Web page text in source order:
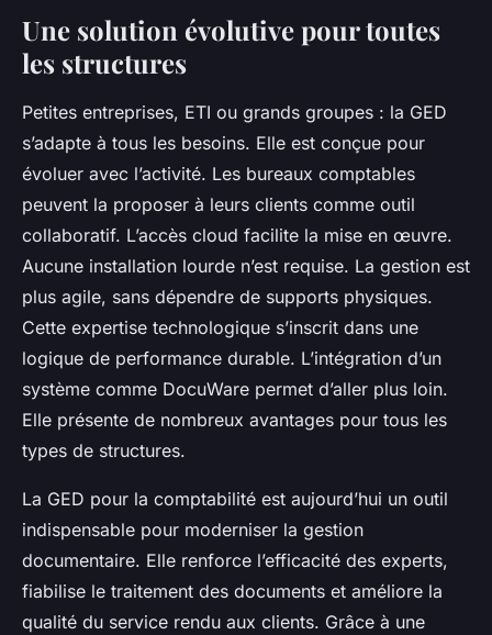
Une solution évolutive pour toutes
les structures
Petites entreprises, ETI ou grands groupes : la GED
s’adapte à tous les besoins. Elle est conçue pour
évoluer avec l’activité. Les bureaux comptables
peuvent la proposer à leurs clients comme outil
collaboratif. L’accès cloud facilite la mise en œuvre.
Aucune installation lourde n’est requise. La gestion est
plus agile, sans dépendre de supports physiques.
Cette expertise technologique s’inscrit dans une
logique de performance durable. L’intégration d’un
système comme DocuWare permet d’aller plus loin.
Elle présente de nombreux avantages pour tous les
types de structures.
La GED pour la comptabilité est aujourd’hui un outil
indispensable pour moderniser la gestion
documentaire. Elle renforce l’efficacité des experts,
fiabilise le traitement des documents et améliore la
qualité du service rendu aux clients. Grâce à une